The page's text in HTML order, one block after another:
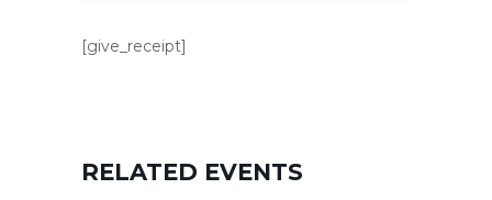
[give_receipt]
RELATED EVENTS